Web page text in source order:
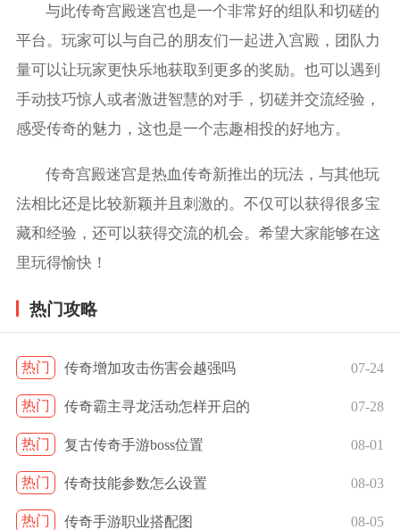
与此传奇宫殿迷宫也是一个非常好的组队和切磋的
平台。玩家可以与自己的朋友们一起进入宫殿，团队力
量可以让玩家更快乐地获取到更多的奖励。也可以遇到
手动技巧惊人或者激进智慧的对手，切磋并交流经验，
感受传奇的魅力，这也是一个志趣相投的好地方。
传奇宫殿迷宫是热血传奇新推出的玩法，与其他玩
法相比还是比较新颖并且刺激的。不仅可以获得很多宝
藏和经验，还可以获得交流的机会。希望大家能够在这
里玩得愉快！
热门攻略
热门 传奇增加攻击伤害会越强吗 07-24
热门 传奇霸主寻龙活动怎样开启的 07-28
热门 复古传奇手游boss位置 08-01
热门 传奇技能参数怎么设置 08-03
热门 传奇手游职业搭配图 08-05